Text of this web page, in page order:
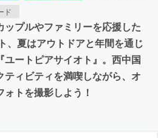
ド
ップルやファミリーを応援した
、夏はアウトドアと年間を通じ
ートピアサイオト』。西中国
ティビティを満喫しながら、オ
トを撮影しよう！